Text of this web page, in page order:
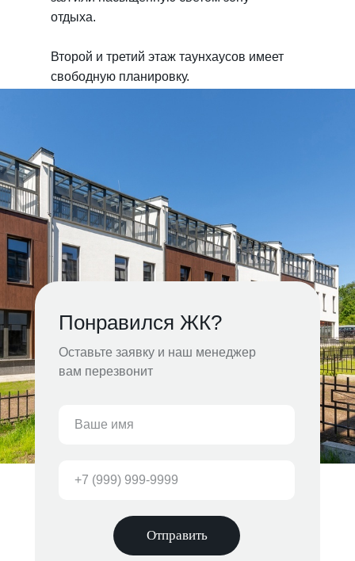
отдыха.
Второй и третий этаж таунхаусов имеет
свободную планировку.
Отправить
Оставьте заявку и наш менеджер
вам перезвонит
Понравился ЖК?